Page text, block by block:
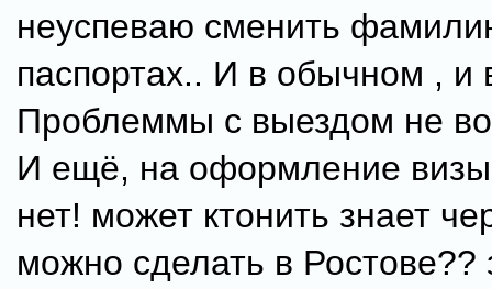
неуспеваю сменить
паспортах.. И в обычном , и
Проблеммы с выездом не
И ещё, на оформление
нет! может ктонить знает
можно сделать в Ростове??